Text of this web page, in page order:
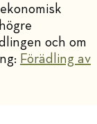
och om
Förädling av